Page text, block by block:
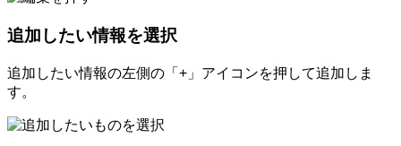
追加したい情報を選択
追加したい情報の左側の「+」アイコンを押して追加しま
す。